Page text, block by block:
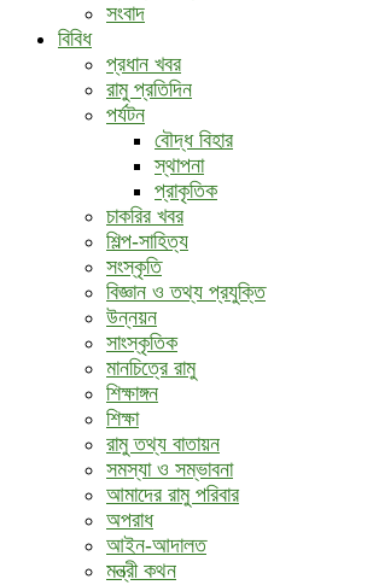
সংবাদ
বিবিধ
প্রধান খবর
রামু প্রতিদিন
পর্যটন
বৌদ্ধ ‍বিহার
স্থাপনা
প্রাকৃতিক
চাকরির খবর
শিল্প-সাহিত্য
সংস্কৃতি
বিজ্ঞান ও তথ্য প্রযুক্তি
উন্নয়ন
সাংস্কৃতিক
মানচিত্রে রামু
শিক্ষাঙ্গন
শিক্ষা
রামু তথ্য বাতায়ন
সমস্যা ও সম্ভাবনা
আমাদের রামু পরিবার
অপরাধ
আইন-আদালত
মন্ত্রী কথন